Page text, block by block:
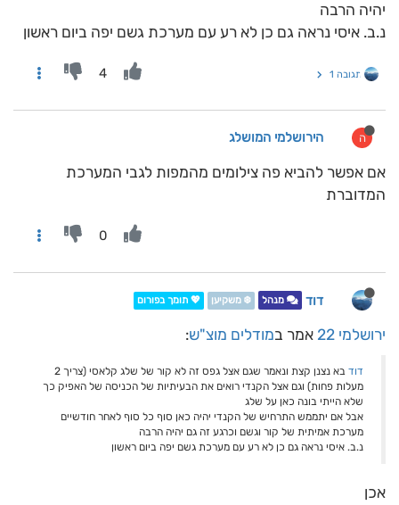
יהיה הרבה
נ.ב. איסי נראה גם כן לא רע עם מערכת גשם יפה ביום ראשון
תגובה 1 4
ה הירושלמי המושלג
אם אפשר להביא פה צילומים מהמפות לגבי המערכת
המדוברת
0
דוד מנהל ❄️ משקיען 💖 תומך בפורום
ירושלמי 22 אמר במודלים מוצ"ש:
דוד
בא נצנן קצת ונאמר שגם אצל גפס זה לא קור של שלג קלאסי (צריך 2
מעלות פחות) וגם אצל הקנדי רואים את הבעיתיות של הכניסה של האפיק כך
שלא הייתי בונה כאן על שלג
אבל אם יתממש התרחיש של הקנדי יהיה כאן סוף כל סוף לאחר חודשיים
מערכת אמיתית של קור וגשם וכרגע זה גם יהיה הרבה
נ.ב. איסי נראה גם כן לא רע עם מערכת גשם יפה ביום ראשון
אכן